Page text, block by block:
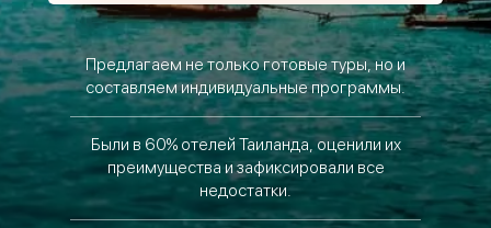
Предлагаем не только готовые туры, но и
составляем индивидуальные программы.
Были в 60% отелей Таиланда, оценили их
преимущества и зафиксировали все
недостатки.